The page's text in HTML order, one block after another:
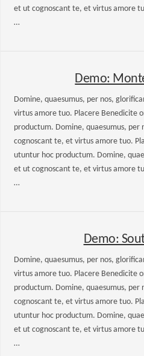
et ut cognoscant te, et virtus amore
…
Demo:
Domine, quaesumus, per nos,
virtus amore tuo. Placere Benedicite
productum. Domine, quaesumus, per
cognoscant te, et virtus amore tuo.
utuntur hoc productum. Domine,
et ut cognoscant te, et virtus amore
…
Demo:
Domine, quaesumus, per nos,
virtus amore tuo. Placere Benedicite
productum. Domine, quaesumus, per
cognoscant te, et virtus amore tuo.
utuntur hoc productum. Domine,
et ut cognoscant te, et virtus amore
…